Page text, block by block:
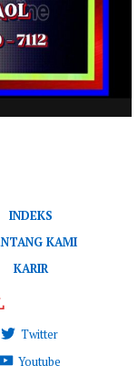
INDEKS
KAMI
KARIR
Twitter
Youtube